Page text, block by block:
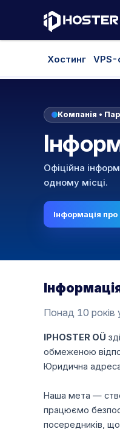
Хостинг VPS-
Компанія •
Офіційна
одному місці.
Інформація
Понад 10 років
IPHOSTER OÜ
обмеженою
Юридична
Наша мета —
працюємо
посередників,